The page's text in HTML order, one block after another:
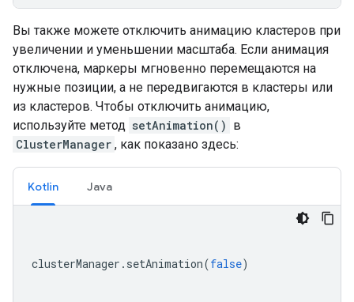
Вы также можете отключить анимацию кластеров при
увеличении и уменьшении масштаба. Если анимация
отключена, маркеры мгновенно перемещаются на
нужные позиции, а не передвигаются в кластеры или
из кластеров. Чтобы отключить анимацию,
используйте метод setAnimation() в
ClusterManager , как показано здесь:
Kotlin Java
clusterManager . setAnimation(false)